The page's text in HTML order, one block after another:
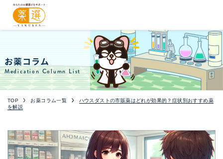
お薬コラム
Medication Column List
TOP お薬コラム一覧
ハウスダストの市販薬はどれが効果的？症状別おすすめ薬
を解説